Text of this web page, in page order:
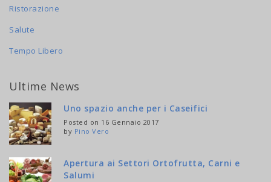
Ristorazione
Salute
Tempo Libero
Ultime News
Uno spazio anche per i Caseifici
Posted on 16 Gennaio 2017
by Pino Vero
Apertura ai Settori Ortofrutta, Carni e
Salumi